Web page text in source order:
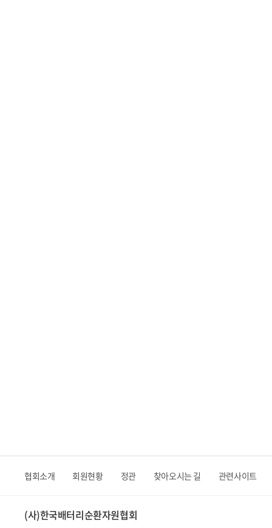
협회소개 회원현황 정관 찾아오시는 길 관련사이트
(사)한국배터리순환자원협회